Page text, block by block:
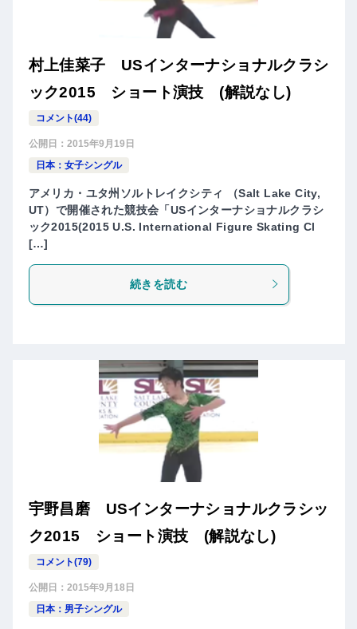
村上佳菜子 USインターナショナルクラシ
ック2015 ショート演技 (解説なし)
コメント(44)
公開日： 2015年9月19日
日本：女子シングル
アメリカ・ユタ州ソルトレイクシティ （Salt Lake City,
UT）で開催された競技会「USインターナショナルクラシ
ック2015(2015 U.S. International Figure Skating Cl
[…]
続きを読む
宇野昌磨 USインターナショナルクラシッ
ク2015 ショート演技 (解説なし)
コメント(79)
公開日： 2015年9月18日
日本：男子シングル